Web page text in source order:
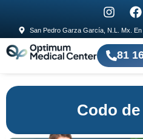
San Pedro Garza García, N.L. Mx.
81
Codo